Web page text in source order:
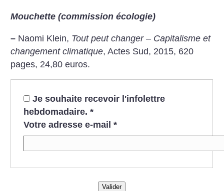
Mouchette (commission écologie)
– Naomi Klein, Tout peut changer – Capitalisme et
changement climatique, Actes Sud, 2015, 620
pages, 24,80 euros.
Je souhaite recevoir l'infolettre
hebdomadaire. *
Votre adresse e-mail *
Valider